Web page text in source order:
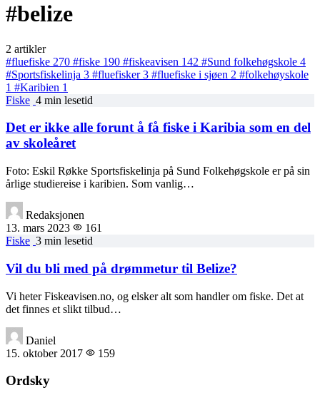
#belize
2 artikler
#fluefiske 270 #fiske 190 #fiskeavisen 142 #Sund folkehøgskole 4
#Sportsfiskelinja 3 #fluefisker3 #fluefiske i sjøen 2 #folkehøyskole
1 #Karibien 1
Fiske 4 min lesetid
Det er ikke alle forunt å få fiske i Karibia som en del
av skoleåret
Foto: Eskil Røkke Sportsfiskelinja på Sund Folkehøgskole er på sin
årlige studiereise i karibien. Som vanlig…
Redaksjonen
13. mars 2023
161
Fiske 3 min lesetid
Vil du bli med på drømmetur til Belize?
Vi heter Fiskeavisen.no, og elsker alt som handler om fiske. Det at
det finnes et slikt tilbud…
Daniel
15. oktober 2017
159
Ordsky